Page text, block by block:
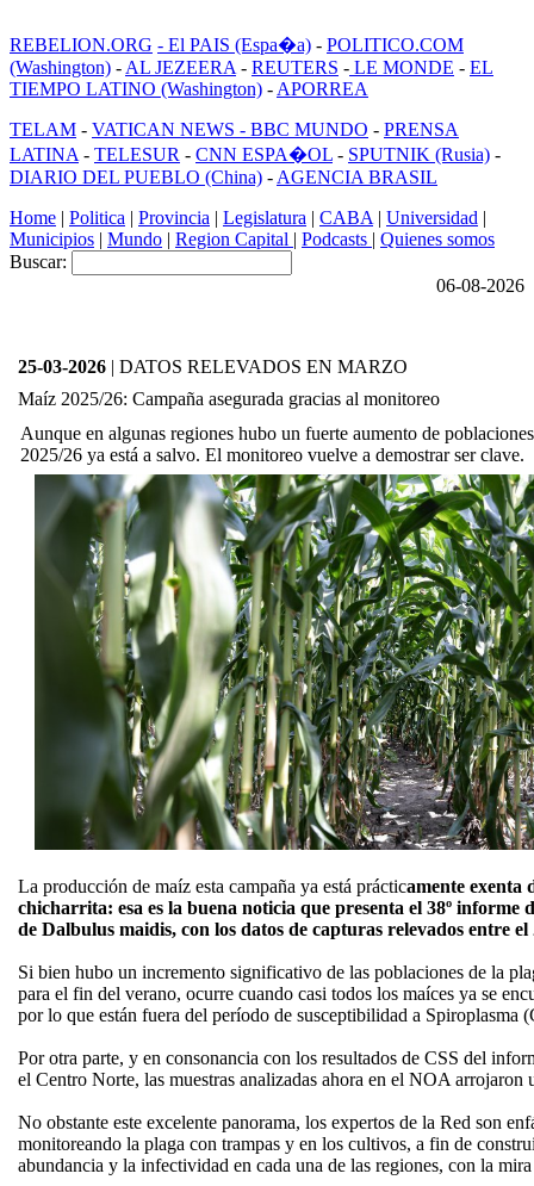
REBELION.ORG - El PAIS (Espa�a) - POLITICO.COM
(Washington) - AL JEZEERA - REUTERS - LE MONDE - EL
TIEMPO LATINO (Washington) - APORREA
TELAM - VATICAN NEWS - BBC MUNDO - PRENSA
LATINA - TELESUR - CNN ESPA�OL - SPUTNIK (Rusia) -
DIARIO DEL PUEBLO (China) - AGENCIA BRASIL
Home | Politica | Provincia | Legislatura | CABA | Universidad |
Municipios | Mundo | Region Capital | Podcasts | Quienes somos
Buscar:
06-08-2026
25-03-2026 | DATOS RELEVADOS EN MARZO
Maíz 2025/26: Campaña asegurada gracias al monitoreo
Aunque en algunas regiones hubo un fuerte aumento de
2025/26 ya está a salvo. El monitoreo vuelve a demostrar ser clave.
La producción de maíz esta campaña ya está prácticamente exenta
chicharrita: esa es la buena noticia que presenta el 38º informe
de Dalbulus maidis, con los datos de capturas relevados entre el
Si bien hubo un incremento significativo de las poblaciones de la
para el fin del verano, ocurre cuando casi todos los maíces ya se
por lo que están fuera del período de susceptibilidad a Spiroplasma
Por otra parte, y en consonancia con los resultados de CSS del
el Centro Norte, las muestras analizadas ahora en el NOA
No obstante este excelente panorama, los expertos de la Red son
monitoreando la plaga con trampas y en los cultivos, a fin de
abundancia y la infectividad en cada una de las regiones, con la